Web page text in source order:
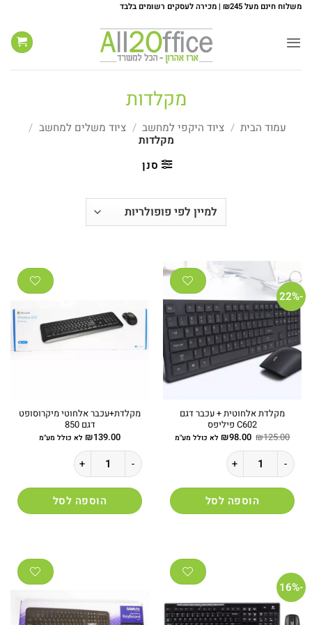
Skip
content
משלוח חינם מעל ₪245 | מכירה לעסקים רשומים בלבד
מקלדות
עמוד הבית / ציוד היקפי למחשב / ציוד משלים למחשב /
מקלדות
סנן
-22%
מקלדת אלחוטית + עכבר דגם
C602 פיליפס
₪125.00 המחיר
המקורי
היה:
₪125.00.
₪98.00 המחיר
הנוכחי
לא כולל מע"מ
כמות של מקלדת אלחוטית + עכבר דגם C602 פיליפס
הוספה לסל
מקלדת+עכבר אלחוטי מיקרוסופט
דגם 850
₪139.00 לא כולל מע"מ
כמות של מקלדת+עכבר אלחוטי מיקרוסופט
הוספה לסל
-16%